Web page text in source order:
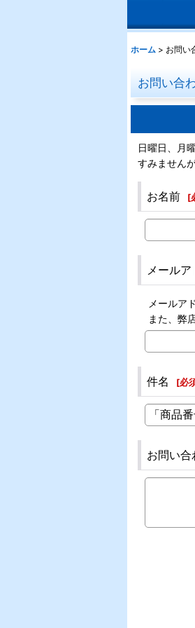
ホーム > お問い
お問い合
日曜日、月
すみません
お名前 [
メールア
メールア
また、弊
件名 [必
お問い合